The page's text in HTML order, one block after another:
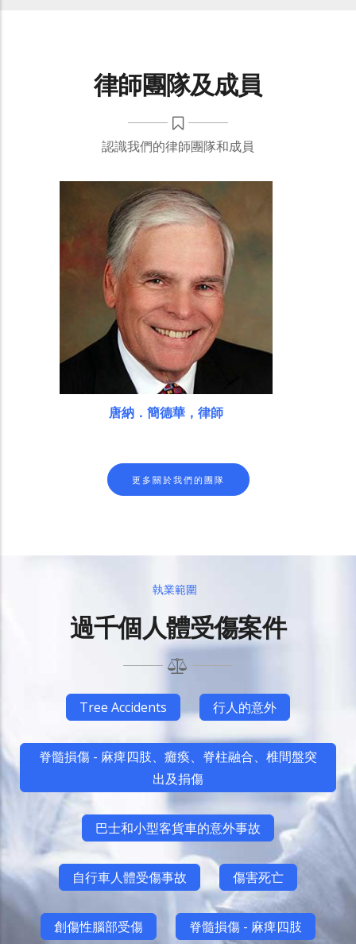
律師團隊及成員
認識我們的律師團隊和成員
唐納．簡德華，律師
更多關於我們的團隊
執業範圍
過千個人體受傷案件
Tree Accidents 行人的意外
脊髓損傷 - 麻痺四肢、癱瘓、脊柱融合、椎間盤突
出及捐傷
巴士和小型客貨車的意外事故
自行車人體受傷事故 傷害死亡
創傷性腦部受傷 脊髓損傷 - 麻痺四肢